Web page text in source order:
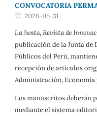
CONVOCATORIA
2026-05-31
La Junta, Revista de
publicación de la Junta de
Públicos del Perú,
recepción de artículos
Administración, Economía
Los manuscritos deberán
mediante el sistema